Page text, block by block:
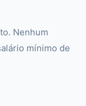
Nenhum
mínimo de